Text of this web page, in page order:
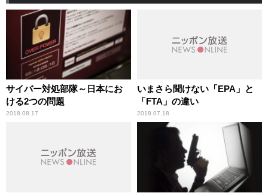
サイバー対処部隊～日本にお
ける2つの問題
2018.08.17
いまさら聞けない「EPA」と
「FTA」の違い
2018.07.18